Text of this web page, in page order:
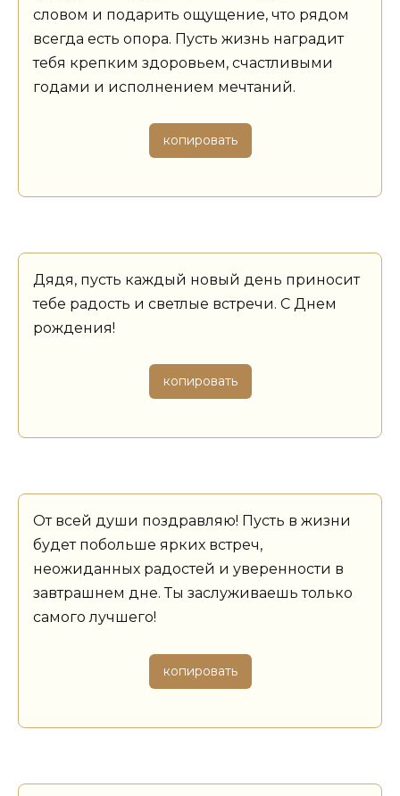
словом и подарить ощущение, что рядом
всегда есть опора. Пусть жизнь наградит
тебя крепким здоровьем, счастливыми
годами и исполнением мечтаний.
копировать
Дядя, пусть каждый новый день приносит
тебе радость и светлые встречи. С Днем
рождения!
копировать
От всей души поздравляю! Пусть в жизни
будет побольше ярких встреч,
неожиданных радостей и уверенности в
завтрашнем дне. Ты заслуживаешь только
самого лучшего!
копировать